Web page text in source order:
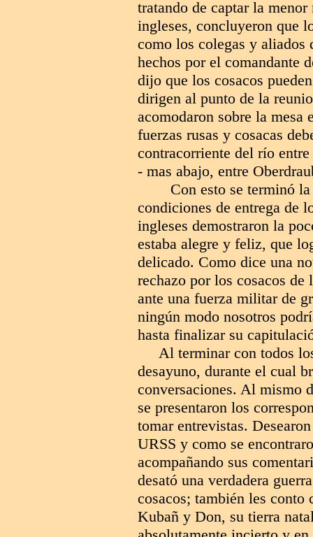
tratando de captar la
ingleses, concluyeron que
como los colegas y aliados
hechos por el comandante
dijo que los cosacos
dirigen al punto de la
acomodaron sobre la
fuerzas rusas y cosacas
contracorriente del río
- mas abajo, entre
Con esto se terminó
condiciones de entrega de
ingleses demostraron la
estaba alegre y feliz, que
delicado. Como dice una
rechazo por los cosacos
ante una fuerza militar de
ningún modo nosotros
hasta finalizar su
Al terminar con todos
desayuno, durante el cual
conversaciones. Al mismo
se presentaron los
tomar entrevistas.
URSS y como se
acompañando sus
desató una verdadera
cosacos; también les
Kubañ y Don, su tierra